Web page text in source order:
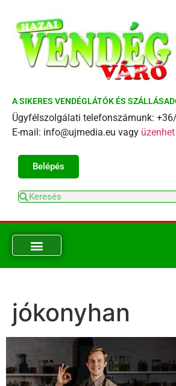
A SIKERES VENDÉGLÁTÓK ÉS
Ügyfélszolgálati telefonszámunk:
E-mail: info@ujmedia.eu vagy
Belépés
jókonyhan